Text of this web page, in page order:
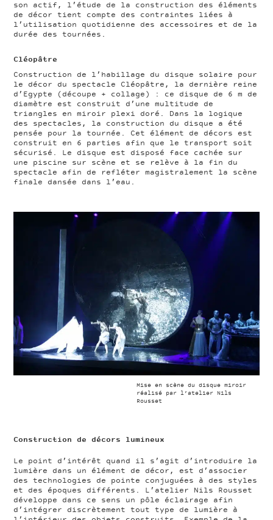
son actif, l’étude de la construction des éléments
de décor tient compte des contraintes liées à
l’utilisation quotidienne des accessoires et de la
durée des tournées.
Cléopâtre
Construction de l’habillage du disque solaire pour
le décor du spectacle Cléopâtre, la dernière reine
d’Egypte (découpe + collage) : ce disque de 6 m de
diamètre est construit d’une multitude de
triangles en miroir plexi doré. Dans la logique
des spectacles, la construction du disque a été
pensée pour la tournée. Cet élément de décors est
construit en 6 parties afin que le transport soit
sécurisé. Le disque est disposé face cachée sur
une piscine sur scène et se relève à la fin du
spectacle afin de refléter magistralement la scène
finale dansée dans l’eau.
Mise en scène du disque miroir
réalisé par l’atelier Nils
Rousset
Construction de décors lumineux
Le point d’intérêt quand il s’agit d’introduire la
lumière dans un élément de décor, est d’associer
des technologies de pointe conjuguées à des styles
et des époques différents. L’atelier Nils Rousset
développe dans ce sens un pôle éclairage afin
d’intégrer discrètement tout type de lumière à